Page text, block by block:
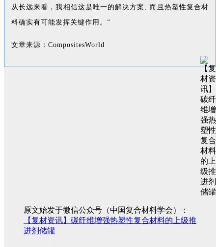
从长远来看，我相信这是唯一的解决方案, 而且热塑性复合材
料确实有可能发挥关键作用。”
文章来源：CompositesWorld
原文始发于微信公众号（中国复合材料学会）：
【复材资讯】碳纤维增强热塑性复合材料的上级推
进剂储罐